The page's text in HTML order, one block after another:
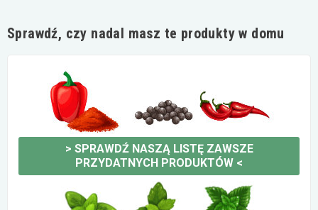
Sprawdź, czy nadal masz te produkty w domu
> SPRAWDŹ NASZĄ LISTĘ ZAWSZE
PRZYDATNYCH PRODUKTÓW <